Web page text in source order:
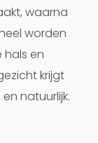
waarna
worden
hals en
krijgt
natuurlijk.